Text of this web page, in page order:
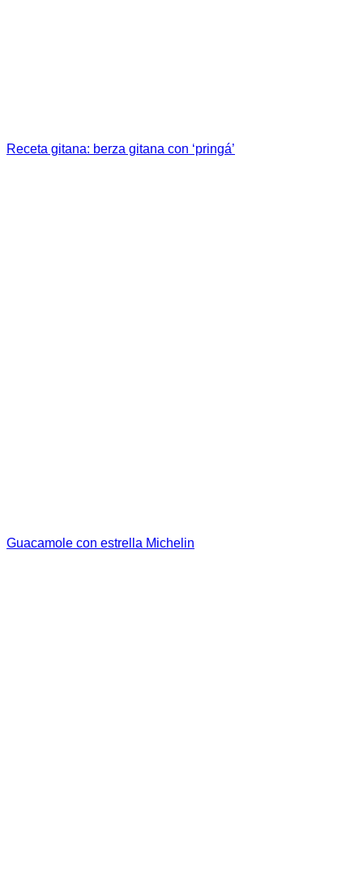
Receta gitana: berza gitana con ‘pringá’
Guacamole con estrella Michelin